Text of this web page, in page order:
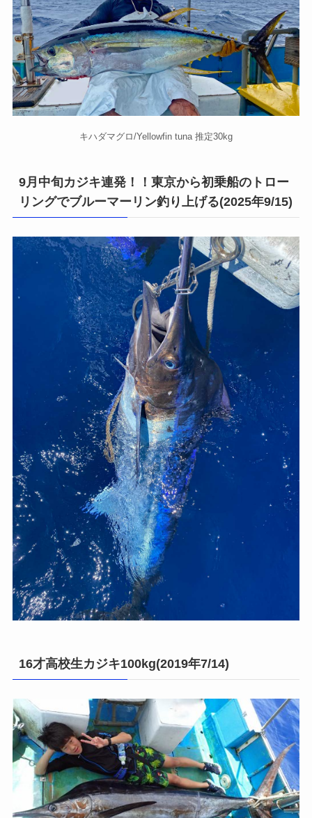
キハダマグロ/Yellowfin tuna 推定30kg
9月中旬カジキ連発！！東京から初乗船のトロー
リングでブルーマーリン釣り上げる(2025年9/15)
16才高校生カジキ100kg(2019年7/14)